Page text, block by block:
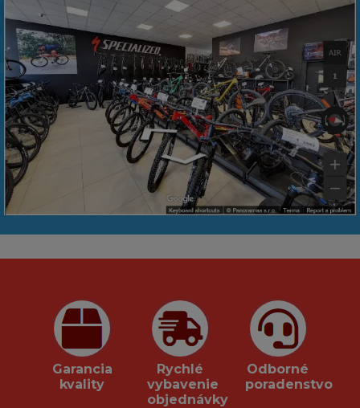
Garancia
kvality
Rychlé
vybavenie
objednávky
Odborné
poradenstvo